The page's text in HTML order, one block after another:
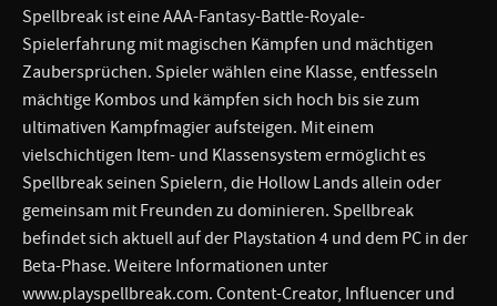
Spellbreak ist eine AAA-Fantasy-Battle-Royale-
Spielerfahrung mit magischen Kämpfen und mächtigen
Zaubersprüchen. Spieler wählen eine Klasse, entfesseln
mächtige Kombos und kämpfen sich hoch bis sie zum
ultimativen Kampfmagier aufsteigen. Mit einem
vielschichtigen Item- und Klassensystem ermöglicht es
Spellbreak seinen Spielern, die Hollow Lands allein oder
gemeinsam mit Freunden zu dominieren. Spellbreak
befindet sich aktuell auf der Playstation 4 und dem PC in der
Beta-Phase. Weitere Informationen unter
www.playspellbreak.com. Content-Creator, Influencer und